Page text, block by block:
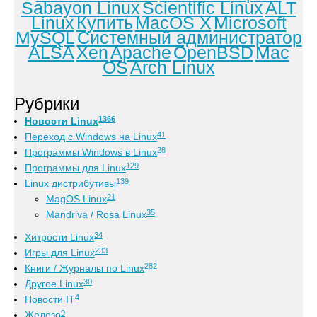
Sabayon LinuxScientific LinuxALT
LinuxКупитьMacOS XMicrosoft
MySQLСистемный администратор
ALSAXenApacheOpenBSDMac
OSArch Linux
Рубрики
Новости Linux1366
Переход с Windows на Linux41
Программы Windows в Linux28
Программы для Linux129
Linux дистрибутивы139
MagOS Linux21
Mandriva / Rosa Linux35
Хитрости Linux34
Игры для Linux233
Книги / Журналы по Linux282
Другое Linux30
Новости IT4
9